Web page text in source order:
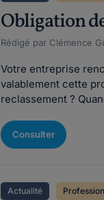
Obligation
Rédigé par Clémence
Votre entreprise
valablement cette
reclassement ?
Consulter
Actualité